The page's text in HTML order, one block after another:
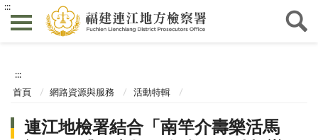
:::
:::
首頁 網路資源與服務 活動特輯
連江地檢署結合「南竿介壽樂活馬